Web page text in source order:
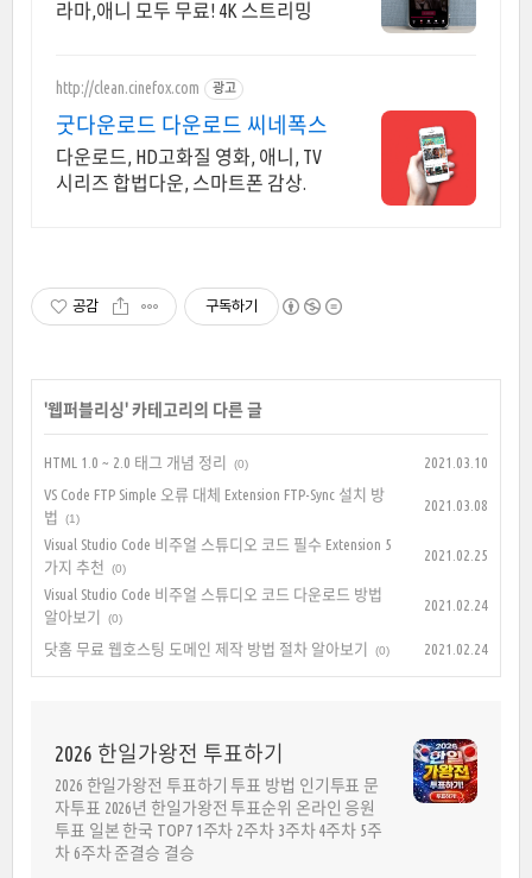
라마,애니 모두 무료! 4K 스트리밍
http://clean.cinefox.com 광고
굿다운로드 다운로드 씨네폭스
다운로드, HD고화질 영화, 애니, TV
시리즈 합법다운, 스마트폰 감상.
공감 구독하기
'웹퍼블리싱' 카테고리의 다른 글
HTML 1.0 ~ 2.0 태그 개념 정리 (0)
2021.03.10
VS Code FTP Simple 오류 대체 Extension FTP-Sync 설치 방
법
(1)
2021.03.08
Visual Studio Code 비주얼 스튜디오 코드 필수 Extension 5
가지 추천
(0)
2021.02.25
Visual Studio Code 비주얼 스튜디오 코드 다운로드 방법
알아보기
(0)
2021.02.24
닷홈 무료 웹호스팅 도메인 제작 방법 절차 알아보기 (0) 2021.02.24
2026 한일가왕전 투표하기
2026 한일가왕전 투표하기 투표 방법 인기투표 문
자투표 2026년 한일가왕전 투표순위 온라인 응원
투표 일본 한국 TOP7 1주차 2주차 3주차 4주차 5주
차 6주차 준결승 결승